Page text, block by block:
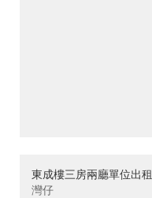
東成樓三房兩廳單位出租
灣仔